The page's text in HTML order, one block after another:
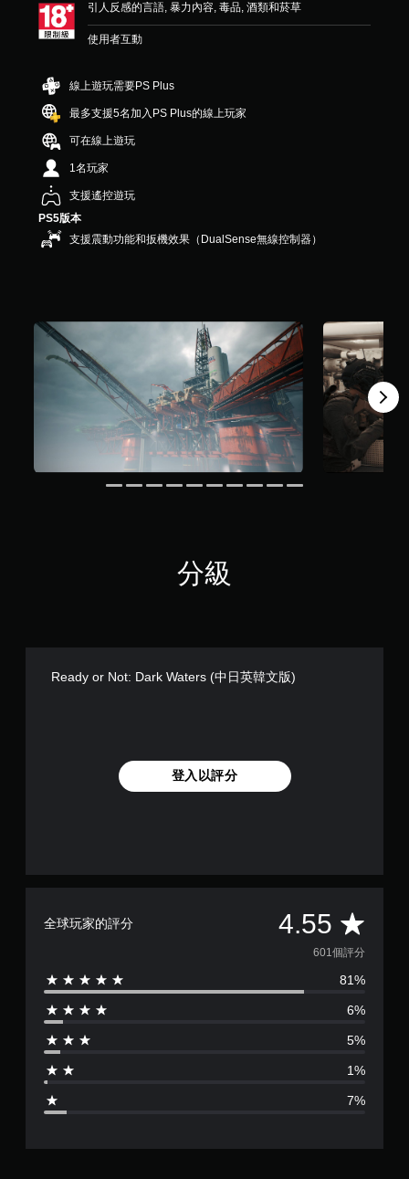
（
滿
顆
星
）
共
0
1
則
評
分
引人反感的言語, 暴力內容, 毒品, 酒類和菸草
使用者互動
線上遊玩需要PS Plus
最多支援5名加入PS Plus的線上玩家
可在線上遊玩
1名玩家
支援遙控遊玩
PS5版本
支援震動功能和扳機效果（DualSense無線控制器）
分級
Ready or Not: Dark Waters (中日英韓文版)
登入以評分
全球玩家的評分 4.55 平
均
評
分
4
5
601個評分
81%
6%
5%
1%
7%